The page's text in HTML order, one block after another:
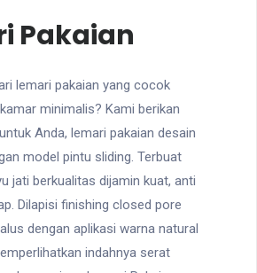
Pakaian
lemari pakaian yang cocok
minimalis? Kami berikan
Anda, lemari pakaian desain
model pintu sliding. Terbuat
jati berkualitas dijamin kuat, anti
Dilapisi finishing closed pore
dengan aplikasi warna natural
indahnya serat